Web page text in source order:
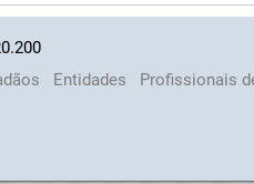
Entidades Profissionais